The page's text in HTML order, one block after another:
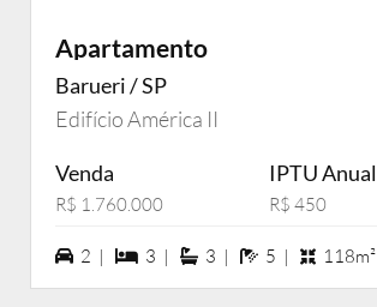
Apartamento
Barueri / SP
Edifício América II
Venda
R$ 1.760.000
IPTU Anual
R$ 450
2 vagas na garagem
2 | 3 dormiórios
3 | 3 suítes
3 | 5 banheiros
5 | 118m²